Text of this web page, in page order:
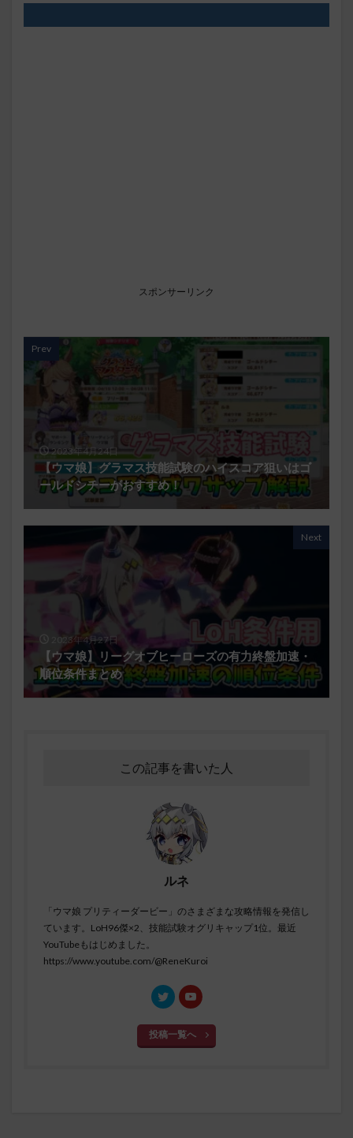
スポンサーリンク
Prev
2023年4月24日
【ウマ娘】グラマス技能試験のハイスコア狙いはゴ
ールドシチーがおすすめ！
Next
2023年4月27日
【ウマ娘】リーグオブヒーローズの有力終盤加速・
順位条件まとめ
この記事を書いた人
ルネ
「ウマ娘 プリティーダービー」のさまざまな攻略情報を発信し
ています。LoH96傑×2、技能試験オグリキャップ1位。最近
YouTubeもはじめました。
https://www.youtube.com/@ReneKuroi
投稿一覧へ